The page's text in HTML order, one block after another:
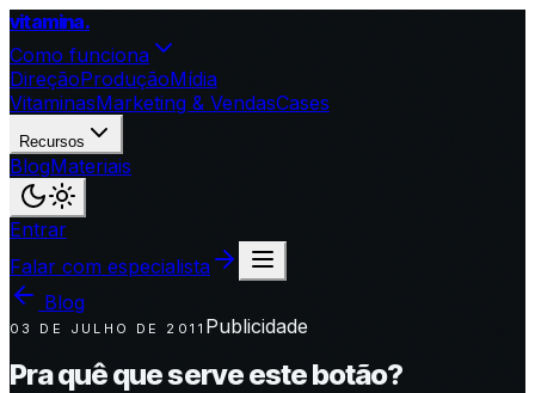
vitamina.
Como funciona
DireçãoProduçãoMídia
VitaminasMarketing & VendasCases
Recursos
BlogMateriais
Entrar
Falar com especialista
Blog
03 DE JULHO DE 2011 Publicidade
Pra quê que serve este botão?